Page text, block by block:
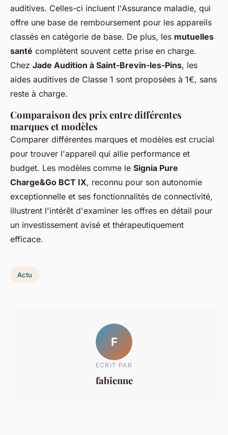
auditives. Celles-ci incluent l'Assurance maladie, qui
offre une base de remboursement pour les appareils
classés en catégorie de base. De plus, les mutuelles
santé complètent souvent cette prise en charge.
Chez Jade Audition à Saint-Brevin-les-Pins, les
aides auditives de Classe 1 sont proposées à 1€, sans
reste à charge.
Comparaison des prix entre différentes
marques et modèles
Comparer différentes marques et modèles est crucial
pour trouver l'appareil qui allie performance et
budget. Les modèles comme le Signia Pure
Charge&Go BCT IX, reconnu pour son autonomie
exceptionnelle et ses fonctionnalités de connectivité,
illustrent l'intérêt d'examiner les offres en détail pour
un investissement avisé et thérapeutiquement
efficace.
Actu
F
ECRIT PAR
fabienne